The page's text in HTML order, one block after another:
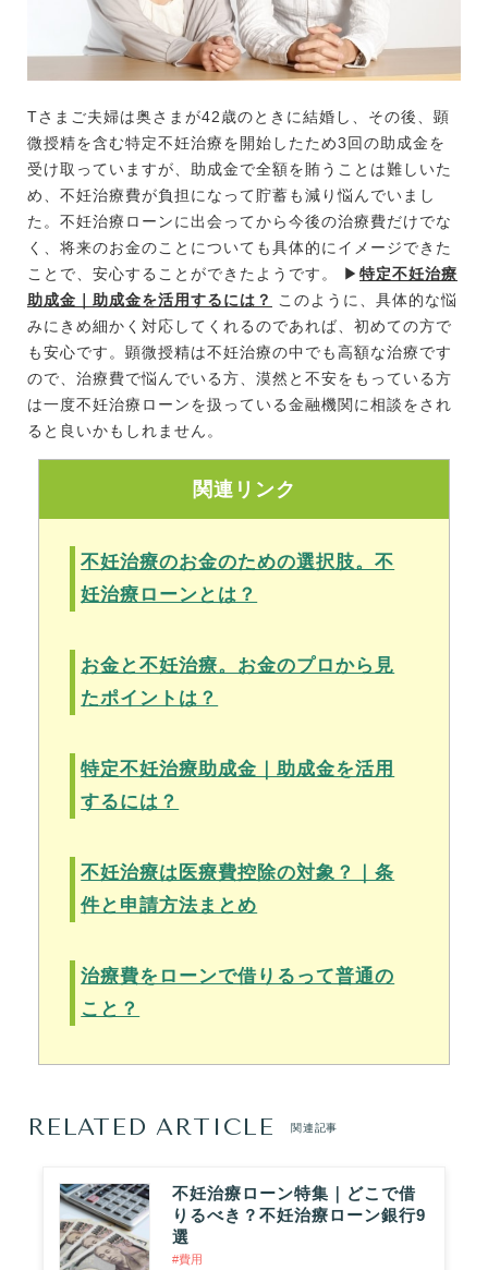
Tさまご夫婦は奥さまが42歳のときに結婚し、その後、顕
微授精を含む特定不妊治療を開始したため3回の助成金を
受け取っていますが、助成金で全額を賄うことは難しいた
め、不妊治療費が負担になって貯蓄も減り悩んでいまし
た。不妊治療ローンに出会ってから今後の治療費だけでな
く、将来のお金のことについても具体的にイメージできた
ことで、安心することができたようです。 ▶ 特定不妊治療
助成金｜助成金を活用するには？
このように、具体的な悩
みにきめ細かく対応してくれるのであれば、初めての方で
も安心です。顕微授精は不妊治療の中でも高額な治療です
ので、治療費で悩んでいる方、漠然と不安をもっている方
は一度不妊治療ローンを扱っている金融機関に相談をされ
ると良いかもしれません。
関連リンク
不妊治療のお金のための選択肢。不
妊治療ローンとは？
お金と不妊治療。お金のプロから見
たポイントは？
特定不妊治療助成金｜助成金を活用
するには？
不妊治療は医療費控除の対象？｜条
件と申請方法まとめ
治療費をローンで借りるって普通の
こと？
RELATED ARTICLE 関連記事
不妊治療ローン特集｜どこで借
りるべき？不妊治療ローン銀行9
選
#費用